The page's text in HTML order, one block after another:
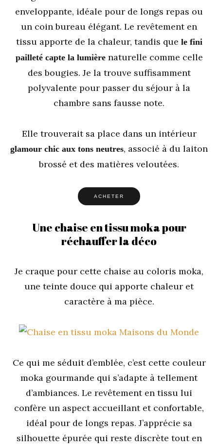
enveloppante, idéale pour de longs repas ou
un coin bureau élégant. Le revêtement en
tissu apporte de la chaleur, tandis que le fini
pailleté capte la lumièrenaturelle comme celle
des bougies. Je la trouve suffisamment
polyvalente pour passer du séjour à la
chambre sans fausse note.
Elle trouverait sa place dans un intérieur
glamour chic aux tons neutres, associé à du laiton
brossé et des matières veloutées.
ACHETER
Une chaise en tissu moka pour
réchauffer la déco
Je craque pour cette chaise au coloris moka,
une teinte douce qui apporte chaleur et
caractère à ma pièce.
Ce qui me séduit d’emblée, c’est cette couleur
moka gourmande qui s’adapte à tellement
d’ambiances. Le revêtement en tissu lui
confère un aspect accueillant et confortable,
idéal pour de longs repas. J’apprécie sa
silhouette épurée qui reste discrète tout en